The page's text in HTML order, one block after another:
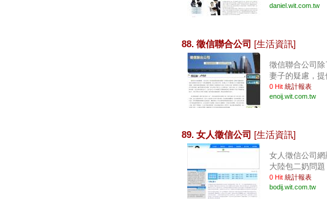
daniel.wit.com.tw
88. 徵信聯合公司 [生活資訊]
徵信聯合公司
妻子的疑慮，
0 Hit 統計報表
enoij.wit.com.tw
89. 女人徵信公司 [生活資訊]
女人徵信公司網
大陸包二奶問
0 Hit 統計報表
bodij.wit.com.tw